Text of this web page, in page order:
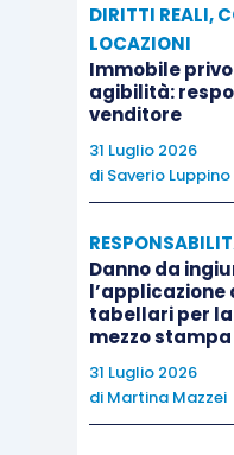
DIRITTI REALI,
LOCAZIONI
Immobile
agibilità:
venditore
31 Luglio 2026
di Saverio Luppino
Danno da
tabellari per
mezzo stampa
31 Luglio 2026
di Martina Mazzei